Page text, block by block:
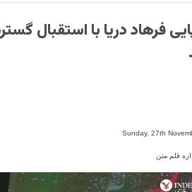
فرهاد دریا با استقبال
Sunday, 27th
قلم متن